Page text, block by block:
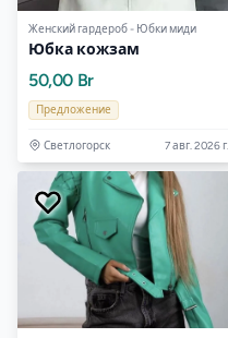
Женский гардероб - Юбки миди
Юбка кожзам
50,00 Br
Предложение
Светлогорск 7 авг. 2026 г.